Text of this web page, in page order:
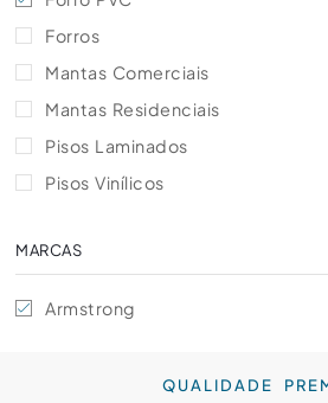
Forros
Mantas Comerciais
Mantas Residenciais
Pisos Laminados
Pisos Vinílicos
MARCAS
Armstrong
QUALIDADE